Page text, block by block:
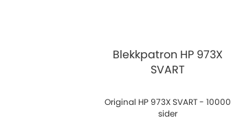
Blekkpatron HP 973X
SVART
Original HP 973X SVART - 10000
sider